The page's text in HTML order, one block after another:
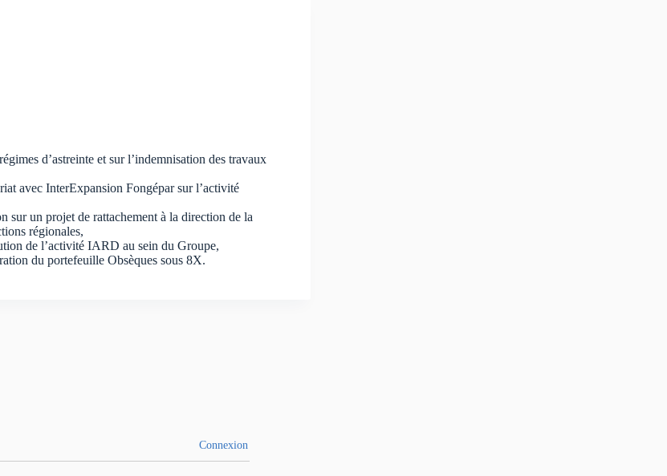
d’astreinte et sur l’indemnisation des travaux
avec InterExpansion Fongépar sur l’activité
sur un projet de rattachement à la direction de la
régionales,
de l’activité IARD au sein du Groupe,
du portefeuille Obsèques sous 8X.
Connexion